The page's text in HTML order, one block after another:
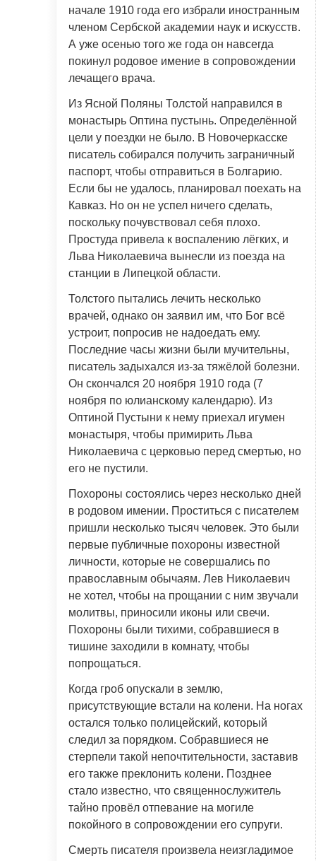
начале 1910 года его избрали иностранным
членом Сербской академии наук и искусств.
А уже осенью того же года он навсегда
покинул родовое имение в сопровождении
лечащего врача.
Из Ясной Поляны Толстой направился в
монастырь Оптина пустынь. Определённой
цели у поездки не было. В Новочеркасске
писатель собирался получить заграничный
паспорт, чтобы отправиться в Болгарию.
Если бы не удалось, планировал поехать на
Кавказ. Но он не успел ничего сделать,
поскольку почувствовал себя плохо.
Простуда привела к воспалению лёгких, и
Льва Николаевича вынесли из поезда на
станции в Липецкой области.
Толстого пытались лечить несколько
врачей, однако он заявил им, что Бог всё
устроит, попросив не надоедать ему.
Последние часы жизни были мучительны,
писатель задыхался из-за тяжёлой болезни.
Он скончался 20 ноября 1910 года (7
ноября по юлианскому календарю). Из
Оптиной Пустыни к нему приехал игумен
монастыря, чтобы примирить Льва
Николаевича с церковью перед смертью, но
его не пустили.
Похороны состоялись через несколько дней
в родовом имении. Проститься с писателем
пришли несколько тысяч человек. Это были
первые публичные похороны известной
личности, которые не совершались по
православным обычаям. Лев Николаевич
не хотел, чтобы на прощании с ним звучали
молитвы, приносили иконы или свечи.
Похороны были тихими, собравшиеся в
тишине заходили в комнату, чтобы
попрощаться.
Когда гроб опускали в землю,
присутствующие встали на колени. На ногах
остался только полицейский, который
следил за порядком. Собравшиеся не
стерпели такой непочтительности, заставив
его также преклонить колени. Позднее
стало известно, что священнослужитель
тайно провёл отпевание на могиле
покойного в сопровождении его супруги.
Смерть писателя произвела неизгладимое